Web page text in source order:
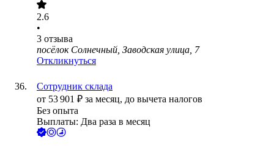
2.6
•
3 отзыва
посёлок Солнечный, Заводская улица, 7
Откликнуться
Сотрудник склада
от 53 901 ₽ за месяц, до вычета налогов
Без опыта
Выплаты: Два раза в месяц